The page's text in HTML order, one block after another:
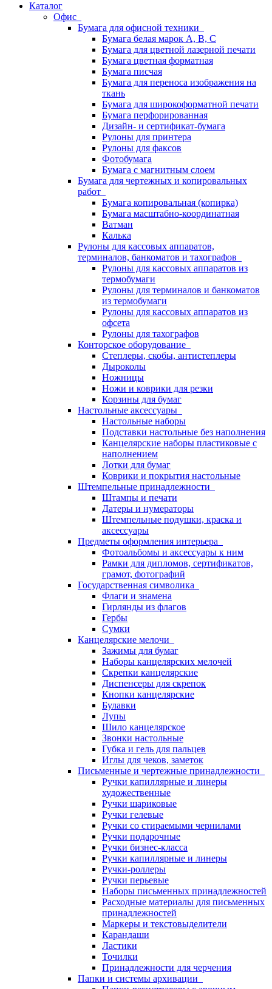
Каталог
Офис
Бумага для офисной техники
Бумага белая марок А, В, С
Бумага для цветной лазерной печати
Бумага цветная форматная
Бумага писчая
Бумага для переноса изображения на
ткань
Бумага для широкоформатной печати
Бумага перфорированная
Дизайн- и сертификат-бумага
Рулоны для принтера
Рулоны для факсов
Фотобумага
Бумага с магнитным слоем
Бумага для чертежных и копировальных
работ
Бумага копировальная (копирка)
Бумага масштабно-координатная
Ватман
Калька
Рулоны для кассовых аппаратов,
терминалов, банкоматов и тахографов
Рулоны для кассовых аппаратов из
термобумаги
Рулоны для терминалов и банкоматов
из термобумаги
Рулоны для кассовых аппаратов из
офсета
Рулоны для тахографов
Конторское оборудование
Степлеры, скобы, антистеплеры
Дыроколы
Ножницы
Ножи и коврики для резки
Корзины для бумаг
Настольные аксессуары
Настольные наборы
Подставки настольные без наполнения
Канцелярские наборы пластиковые с
наполнением
Лотки для бумаг
Коврики и покрытия настольные
Штемпельные принадлежности
Штампы и печати
Датеры и нумераторы
Штемпельные подушки, краска и
аксессуары
Предметы оформления интерьера
Фотоальбомы и аксессуары к ним
Рамки для дипломов, сертификатов,
грамот, фотографий
Государственная символика
Флаги и знамена
Гирлянды из флагов
Гербы
Сумки
Канцелярские мелочи
Зажимы для бумаг
Наборы канцелярских мелочей
Скрепки канцелярские
Диспенсеры для скрепок
Кнопки канцелярские
Булавки
Лупы
Шило канцелярское
Звонки настольные
Губка и гель для пальцев
Иглы для чеков, заметок
Письменные и чертежные принадлежности
Ручки капиллярные и линеры
художественные
Ручки шариковые
Ручки гелевые
Ручки со стираемыми чернилами
Ручки подарочные
Ручки бизнес-класса
Ручки капиллярные и линеры
Ручки-роллеры
Ручки перьевые
Наборы письменных принадлежностей
Расходные материалы для письменных
принадлежностей
Маркеры и текстовыделители
Карандаши
Ластики
Точилки
Принадлежности для черчения
Папки и системы архивации